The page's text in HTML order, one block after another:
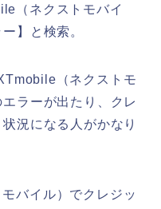
（ネクストモバイ
】と検索。
（ネクストモ
ラーが出たり、クレ
況になる人がかなり
バイル）でクレジッ